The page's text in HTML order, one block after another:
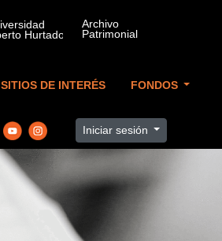
SITIOS DE INTERÉS FONDOS
Iniciar sesión